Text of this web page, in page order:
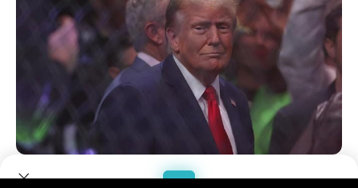
Presiden terpilih Amerika Serikat (AS)
mengungkit lagi keinginan agar Negara Paman Sam